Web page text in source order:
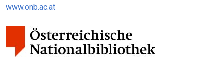
www.onb.ac.at